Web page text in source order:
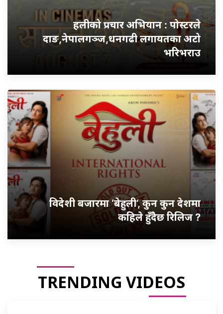
हलीको प्रचार अभियान : पोस्टरले
दाङ,नेपालगञ्ज,धनगढी लगायतका अटो
भरिभराउ
विदेशी बजारमा ‘बेहुली’, कुन कुन देशमा
कहिले हुँदैछ रिलिज ?
TRENDING VIDEOS